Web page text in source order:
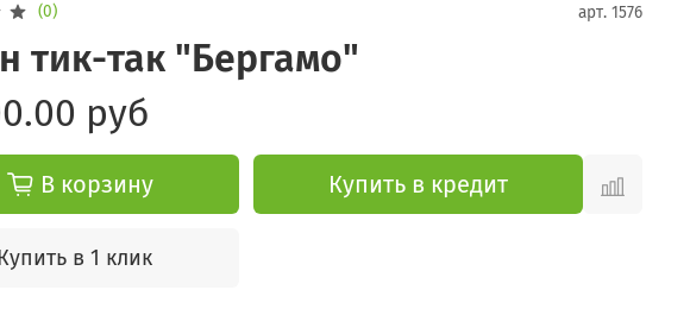
(0) арт. 1576
тик-так "Бергамо"
руб
В корзину Купить в кредит
в 1 клик